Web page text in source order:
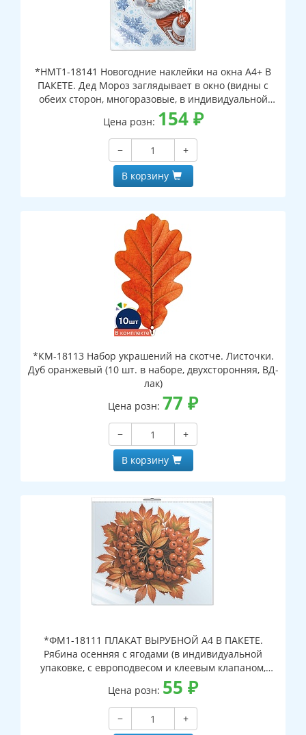
*НМТ1-18141 Новогодние наклейки на окна А4+ В
ПАКЕТЕ. Дед Мороз заглядывает в окно (видны с
обеих сторон, многоразовые, в индивидуальной
упаковке, с европодвесом и клеевым клапаном)
Цена розн: 154₽
−
+
В корзину
*КМ-18113 Набор украшений на скотче. Листочки.
Дуб оранжевый (10 шт. в наборе, двухсторонняя, ВД-
лак)
Цена розн: 77 ₽
−
+
В корзину
*ФМ1-18111 ПЛАКАТ ВЫРУБНОЙ А4 В ПАКЕТЕ.
Рябина осенняя с ягодами (в индивидуальной
упаковке, с европодвесом и клеевым клапаном,
двухсторонний, ВД-лак)
Цена розн: 55 ₽
−
+